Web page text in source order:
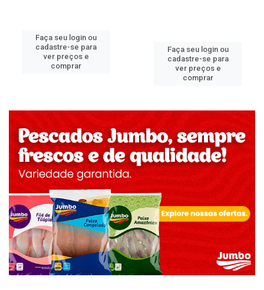
Faça seu login ou
cadastre-se para
ver preços e
comprar
Faça seu login ou
cadastre-se para
ver preços e
comprar